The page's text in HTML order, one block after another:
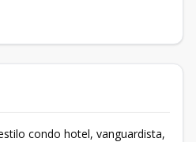
condo hotel, vanguardista,